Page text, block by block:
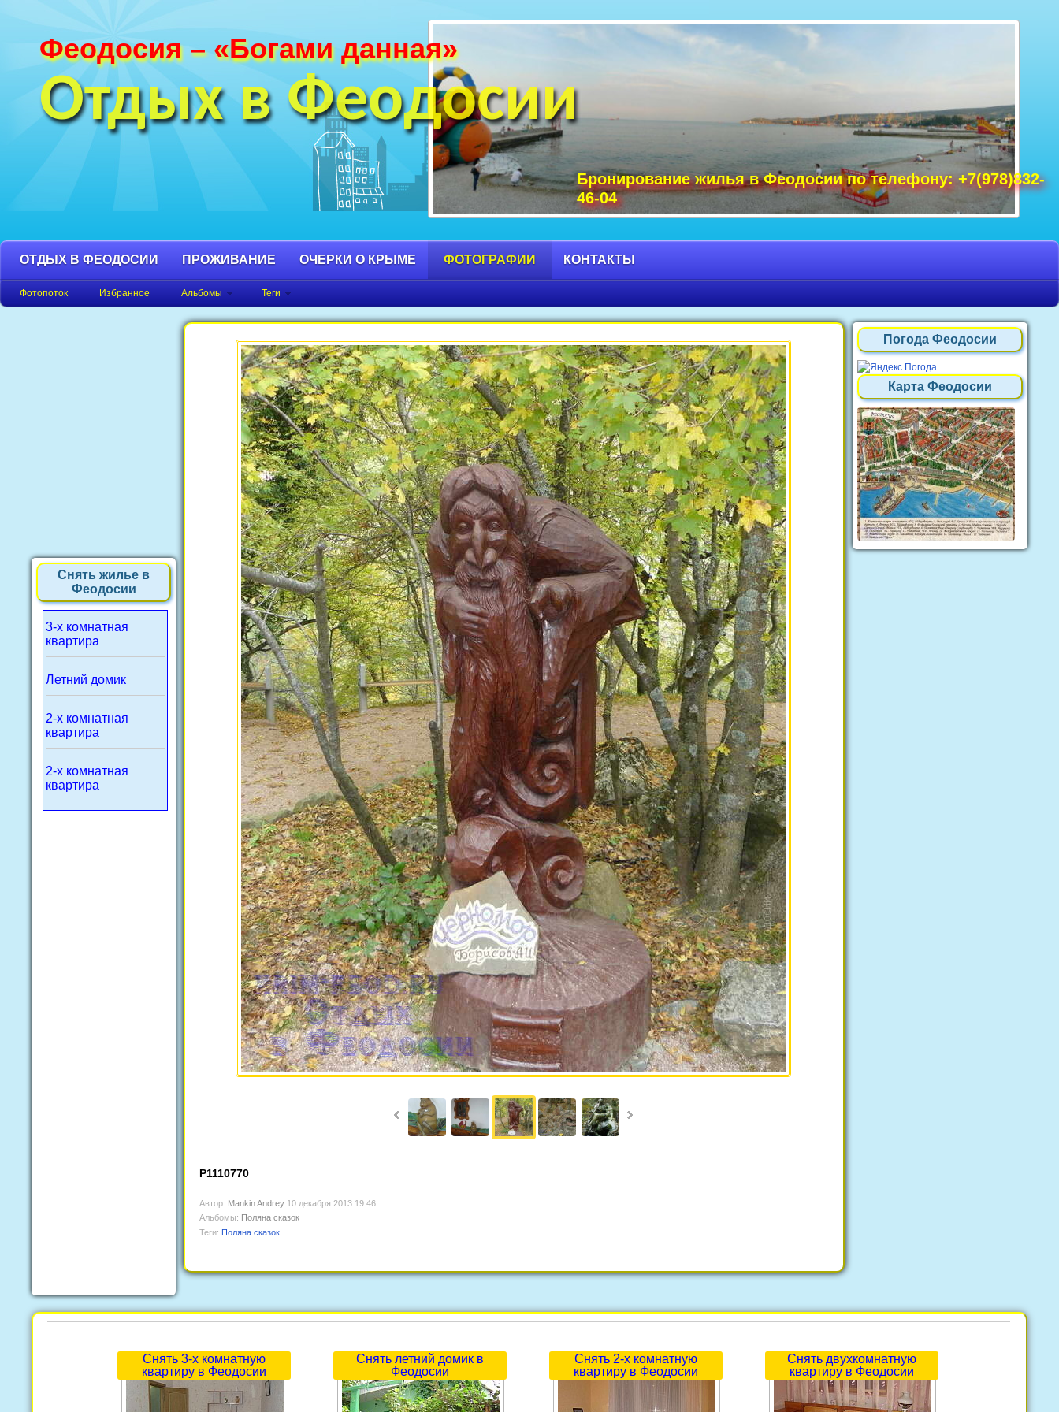
Феодосия – «Богами данная»
Отдых в Феодосии
Бронирование жилья в Феодосии по телефону: +7(978)832-
46-04
Фотографии Феодосии и Крыма. Пляжи Крыма фото, фото горы Крыма, Крым Судак фото, Крым фото Ялта, Крым фото
Феодосия, Орджоникидзе Крым фото, достопримечательности Крыма фото, море Крым фото, фото Нового Света, Крым
фото города, Крым фото Феодосия.
ОТДЫХ В ФЕОДОСИИ ПРОЖИВАНИЕ ОЧЕРКИ О КРЫМЕ ФОТОГРАФИИ КОНТАКТЫ
Фотопоток Избранное Альбомы Теги
Снять жилье в
Феодосии
3-х комнатная
квартира
Летний домик
2-х комнатная
квартира
2-х комнатная
квартира
Погода Феодосии
Карта Феодосии
P1110770
Автор: Mankin Andrey 10 декабря 2013 19:46
Альбомы: Поляна сказок
Теги: Поляна сказок
Снять 3-х комнатную
квартиру в Феодосии
Снять летний домик в
Феодосии
Снять 2-х комнатную
квартиру в Феодосии
Снять двухкомнатную
квартиру в Феодосии